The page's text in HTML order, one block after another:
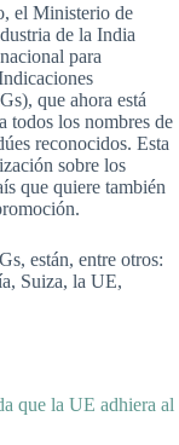
el Ministerio de
de la India
para
que ahora está
todos los nombres de
reconocidos. Esta
sobre los
que quiere también
están, entre otros:
Suiza, la UE,
que la UE adhiera al